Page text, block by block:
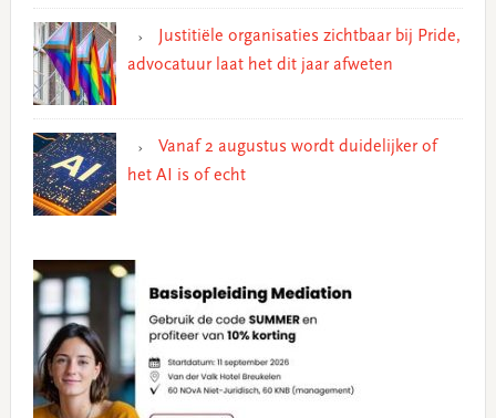
Justitiële organisaties zichtbaar bij Pride,
advocatuur laat het dit jaar afweten
Vanaf 2 augustus wordt duidelijker of
het AI is of echt